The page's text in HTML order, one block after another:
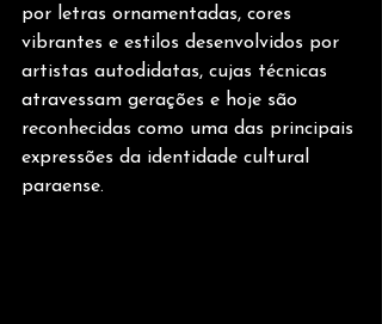
por letras ornamentadas, cores
vibrantes e estilos desenvolvidos por
artistas autodidatas, cujas técnicas
atravessam gerações e hoje são
reconhecidas como uma das principais
expressões da identidade cultural
paraense.